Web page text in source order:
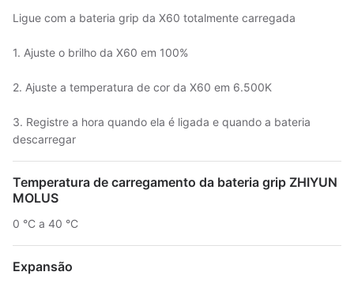
Ligue com a bateria grip da X60 totalmente carregada
1. Ajuste o brilho da X60 em 100%
2. Ajuste a temperatura de cor da X60 em 6.500K
3. Registre a hora quando ela é ligada e quando a bateria
descarregar
Temperatura de carregamento da bateria grip ZHIYUN
MOLUS
0 °C a 40 °C
Expansão